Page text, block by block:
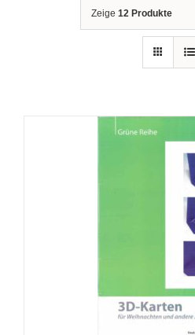
Zeige 12 Produkte